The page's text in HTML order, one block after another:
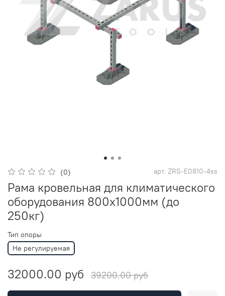
(0) арт. ZRS-E0810-4ss
Рама кровельная для климатического
оборудования 800х1000мм (до
250кг)
Тип опоры
Не регулируемая
32000.00 руб 39200.00 руб